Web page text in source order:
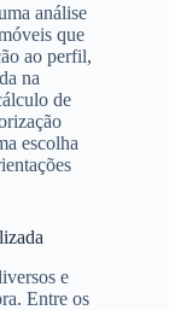
análise
que
ao perfil,
na
de
escolha
e
Entre os